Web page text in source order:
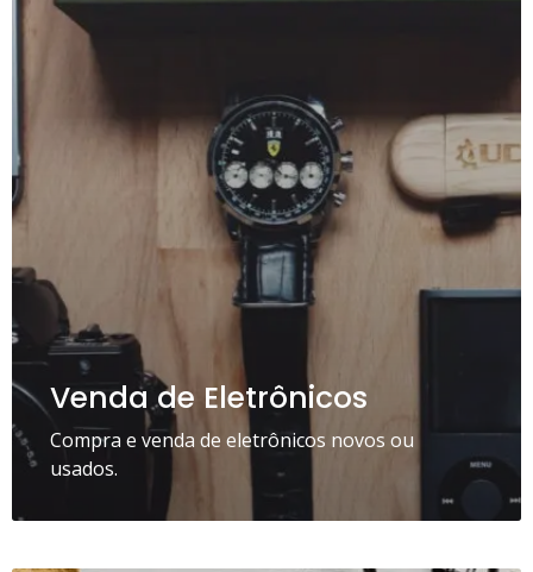
Venda de Eletrônicos
Compra e venda de eletrônicos novos ou
usados.